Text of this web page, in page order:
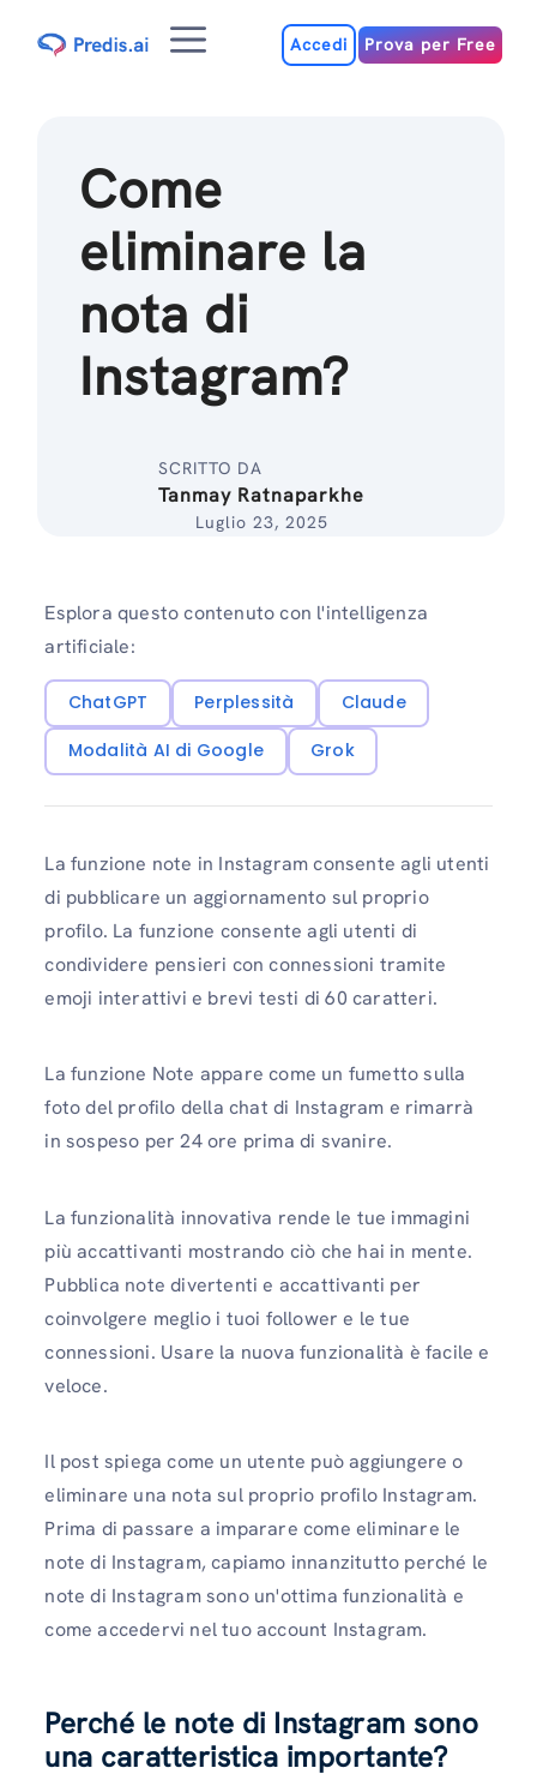
MenuAccedi Prova per Free
Come
eliminare la
nota di
Instagram?
SCRITTO DA
Tanmay Ratnaparkhe
Luglio 23, 2025
Esplora questo contenuto con l'intelligenza
artificiale:
ChatGPT Perplessità
Claude
Modalità AI di Google
Grok
La funzione note in Instagram consente agli utenti
di pubblicare un aggiornamento sul proprio
profilo. La funzione consente agli utenti di
condividere pensieri con connessioni tramite
emoji interattivi e brevi testi di 60 caratteri.
La funzione Note appare come un fumetto sulla
foto del profilo della chat di Instagram e rimarrà
in sospeso per 24 ore prima di svanire.
La funzionalità innovativa rende le tue immagini
più accattivanti mostrando ciò che hai in mente.
Pubblica note divertenti e accattivanti per
coinvolgere meglio i tuoi follower e le tue
connessioni. Usare la nuova funzionalità è facile e
veloce.
Il post spiega come un utente può aggiungere o
eliminare una nota sul proprio profilo Instagram.
Prima di passare a imparare come eliminare le
note di Instagram, capiamo innanzitutto perché le
note di Instagram sono un'ottima funzionalità e
come accedervi nel tuo account Instagram.
Perché le note di Instagram sono
una caratteristica importante?